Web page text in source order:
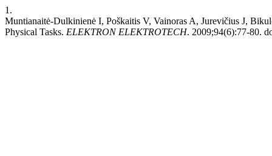
1.
Muntianaitė-Dulkinienė I, Poškaitis V, Vainoras A, Jurevičius J,
Physical Tasks. ELEKTRON ELEKTROTECH. 2009;94(6):77-80.